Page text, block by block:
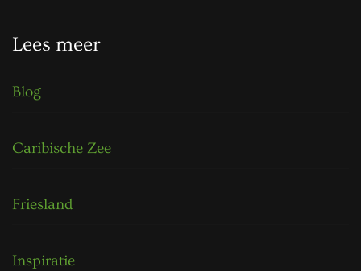
Lees meer
Blog
Caribische Zee
Friesland
Inspiratie